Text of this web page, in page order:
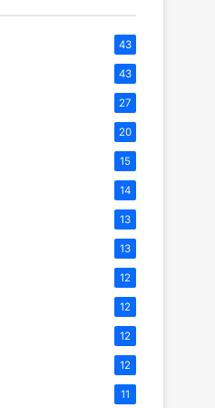
43
43
27
20
15
14
13
13
12
12
12
12
11